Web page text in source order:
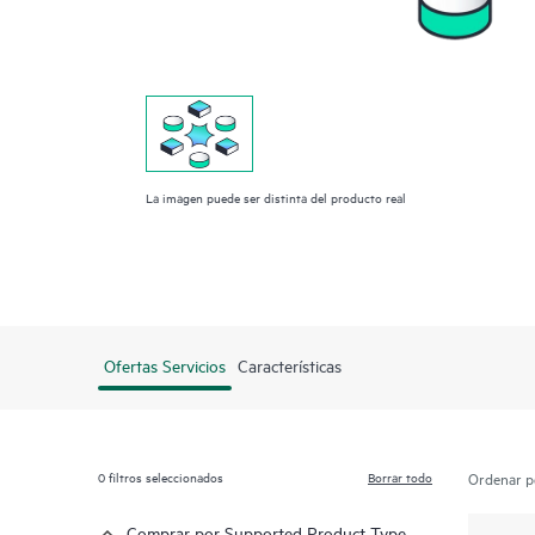
La imagen puede ser distinta del producto real
Ofertas Servicios Características
0filtros seleccionados Borrar todo Ordenar